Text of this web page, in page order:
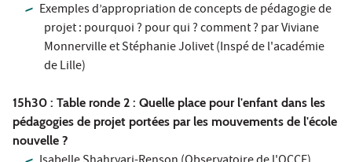
Exemples d’appropriation de concepts de pédagogie de
projet : pourquoi ? pour qui ? comment ? par Viviane
Monnerville et Stéphanie Jolivet (Inspé de l'académie
de Lille)
15h30 : Table ronde 2 : Quelle place pour l'enfant dans les
pédagogies de projet portées par les mouvements de l'école
nouvelle ?